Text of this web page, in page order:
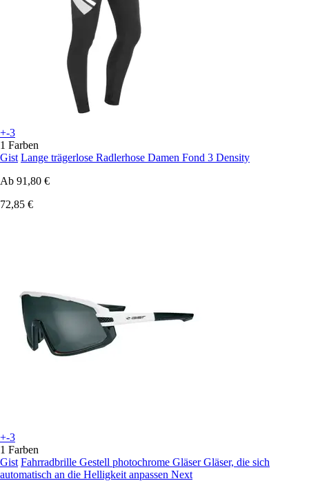
+-3
1 Farben
Gist Lange trägerlose Radlerhose Damen Fond 3 Density
Ab 91,80 €
72,85 €
+-3
1 Farben
Gist Fahrradbrille Gestell photochrome Gläser Gläser, die sich
automatisch an die Helligkeit anpassen Next